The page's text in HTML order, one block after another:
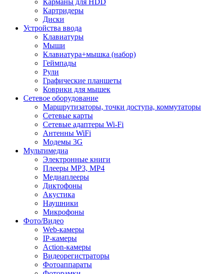
Карманы для HDD
Картридеры
Диски
Устройства ввода
Клавиатуры
Мыши
Клавиатура+мышка (набор)
Геймпады
Рули
Графические планшеты
Коврики для мышек
Сетевое оборудование
Маршрутизаторы, точки доступа, коммутаторы
Сетевые карты
Сетевые адаптеры Wi-Fi
Антенны WiFi
Модемы 3G
Мультимедиа
Электронные книги
Плееры MP3, MP4
Медиаплееры
Диктофоны
Акустика
Наушники
Микрофоны
Фото/Видео
Web-камеры
IP-камеры
Action-камеры
Видеорегистраторы
Фотоаппараты